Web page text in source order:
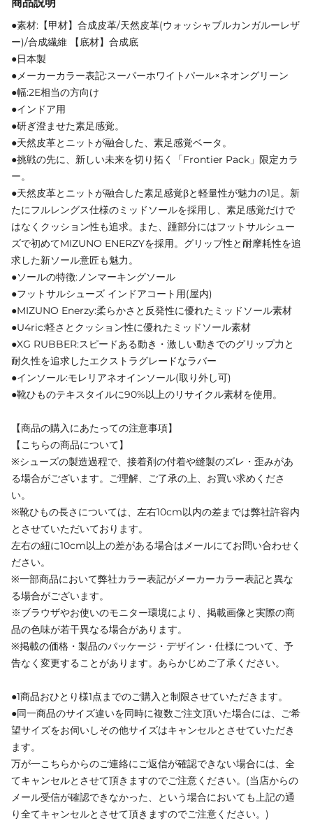
●素材:【甲材】合成皮革/天然皮革(ウォッシャブルカンガルーレザ
ー)/合成繊維 【底材】合成底
●日本製
●メーカーカラー表記:スーパーホワイトパール×ネオングリーン
●幅:2E相当の方向け
●インドア用
●研ぎ澄ませた素足感覚。
●天然皮革とニットが融合した、素足感覚ベータ。
●挑戦の先に、新しい未来を切り拓く「Frontier Pack」限定カラ
ー。
●天然皮革とニットが融合した素足感覚βと軽量性が魅力の1足。新
たにフルレングス仕様のミッドソールを採用し、素足感覚だけで
はなくクッション性も追求。また、踵部分にはフットサルシュー
ズで初めてMIZUNO ENERZYを採用。グリップ性と耐摩耗性を追
求した新ソール意匠も魅力。
●ソールの特徴:ノンマーキングソール
●フットサルシューズ インドアコート用(屋内)
●MIZUNO Enerzy:柔らかさと反発性に優れたミッドソール素材
●U4ric:軽さとクッション性に優れたミッドソール素材
●XG RUBBER:スピードある動き・激しい動きでのグリップ力と
耐久性を追求したエクストラグレードなラバー
●インソール:モレリアネオインソール(取り外し可)
●靴ひものテキスタイルに90%以上のリサイクル素材を使用。
【商品の購入にあたっての注意事項】
【こちらの商品について】
※シューズの製造過程で、接着剤の付着や縫製のズレ・歪みがあ
る場合がございます。ご理解、ご了承の上、お買い求めくださ
い。
※靴ひもの長さについては、左右10cm以内の差までは弊社許容内
とさせていただいております。
左右の紐に10cm以上の差がある場合はメールにてお問い合わせく
ださい。
※一部商品において弊社カラー表記がメーカーカラー表記と異な
る場合がございます。
※ブラウザやお使いのモニター環境により、掲載画像と実際の商
品の色味が若干異なる場合があります。
※掲載の価格・製品のパッケージ・デザイン・仕様について、予
告なく変更することがあります。あらかじめご了承ください。
●1商品おひとり様1点までのご購入と制限させていただきます。
●同一商品のサイズ違いを同時に複数ご注文頂いた場合には、ご希
望サイズをお伺いしその他サイズはキャンセルとさせていただき
ます。
万が一こちらからのご連絡にご返信が確認できない場合には、全
てキャンセルとさせて頂きますのでご注意ください。(当店からの
メール受信が確認できなかった、という場合においても上記の通
り全てキャンセルとさせて頂きますのでご注意ください。)